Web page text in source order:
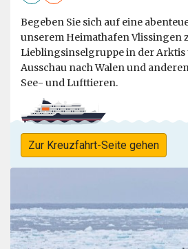
Begeben Sie sich auf eine
unserem Heimathafen Vlissingen
Lieblingsinselgruppe in der Arktis
Ausschau nach Walen und
See- und Lufttieren.
Zur Kreuzfahrt-Seite gehen